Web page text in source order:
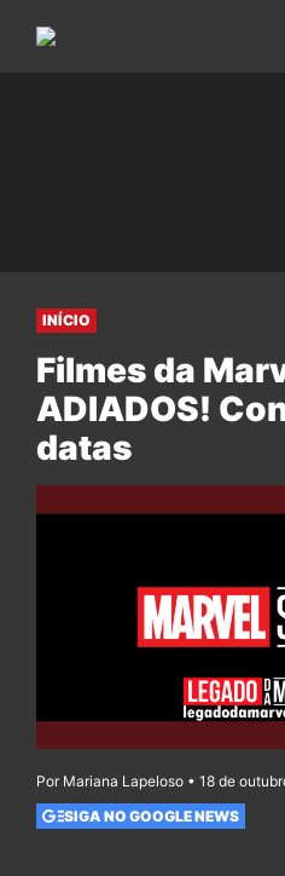
INÍCIO
Filmes da
ADIADOS!
datas
Por Mariana Lapeloso • 18 de
SIGA NO GOOGLE NEWS